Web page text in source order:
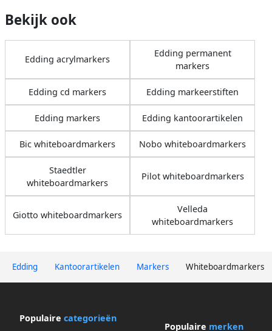
Edding Kantoorartikelen Markers Whiteboardmarkers
Bekijk ook
Edding acrylmarkers
Edding permanent
markers
Edding cd markers Edding markeerstiften
Edding markers Edding kantoorartikelen
Bic whiteboardmarkers Nobo whiteboardmarkers
Staedtler
whiteboardmarkers
Pilot whiteboardmarkers
Giotto whiteboardmarkers
Velleda
whiteboardmarkers
Populaire categorieën
Populaire merken